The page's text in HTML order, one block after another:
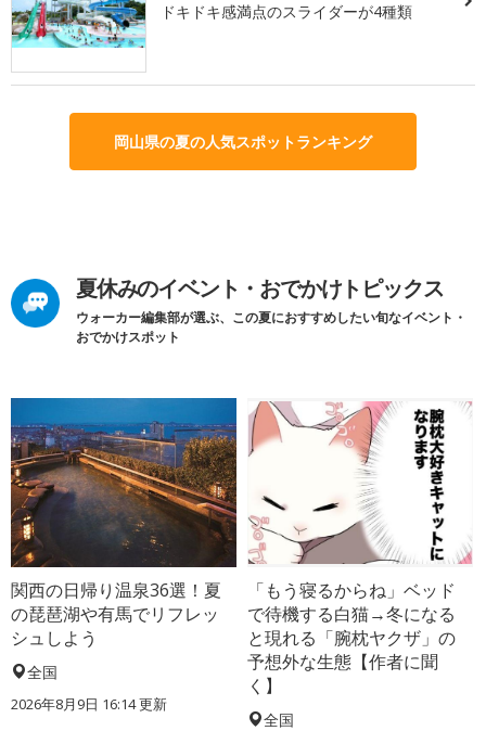
ドキドキ感満点のスライダーが4種類
岡山県の夏の人気スポットランキング
夏休みのイベント・おでかけトピックス
ウォーカー編集部が選ぶ、この夏におすすめしたい旬なイベント・
おでかけスポット
関西の日帰り温泉36選！夏
の琵琶湖や有馬でリフレッ
シュしよう
全国
2026年8月9日 16:14更新
「もう寝るからね」ベッド
で待機する白猫→冬になる
と現れる「腕枕ヤクザ」の
予想外な生態【作者に聞
く】
全国